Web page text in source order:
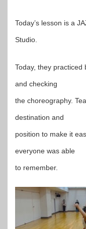
Today’s lesson is a
Studio.
Today, they
and checking
the choreography.
destination and
position to make it
everyone was able
to remember.